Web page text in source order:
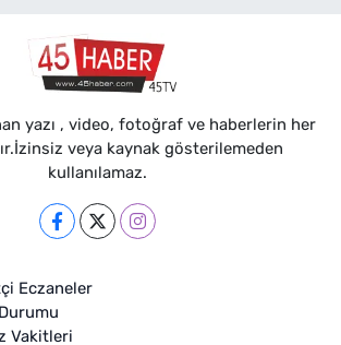
yazı , video, fotoğraf ve haberlerin her
veya kaynak gösterilemeden
kullanılamaz.
Eczaneler
Vakitleri